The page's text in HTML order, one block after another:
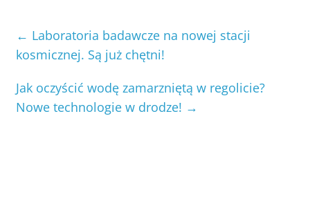
← Laboratoria badawcze na nowej stacji
kosmicznej. Są już chętni!
Jak oczyścić wodę zamarzniętą w regolicie?
Nowe technologie w drodze! →